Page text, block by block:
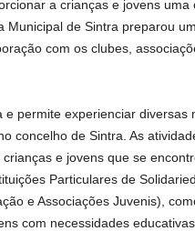
a crianças e jovens
Municipal de Sintra preparou
com os clubes,
e permite experienciar
concelho de Sintra. As
e jovens que se
Particulares de
e Associações Juvenis),
com necessidades